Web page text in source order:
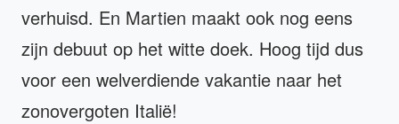
verhuisd. En Martien maakt ook nog eens
zijn debuut op het witte doek. Hoog tijd dus
voor een welverdiende vakantie naar het
zonovergoten Italië!